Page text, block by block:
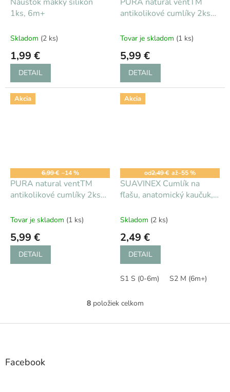
1ks, 6m+
Skladom (2 ks)
1,99 €
DETAIL
antikolikové cumlíky 2ks
Tovar je skladom (1 ks)
5,99 €
DETAIL
Akcia
6,99 € –14 %
PURA natural ventTM
antikolikové cumlíky 2ks
Tovar je skladom (1 ks)
5,99 €
DETAIL
Akcia
od2,49 € až–55 %
SUAVINEX Cumlík na
fľašu, anatomický kaučuk,
Skladom (2 ks)
2,49 €
DETAIL
S1 S (0-6m) S2 M (6m+)
O
l
8položiek celkom
Z
Facebook